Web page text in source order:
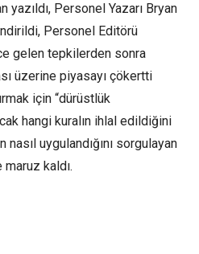
yazıldı, Personel Yazarı Bryan
Personel Editörü
gelen tepkilerden sonra
üzerine piyasayı çökertti
için “dürüstlük
hangi kuralın ihlal edildiğini
uygulandığını sorgulayan
maruz kaldı.